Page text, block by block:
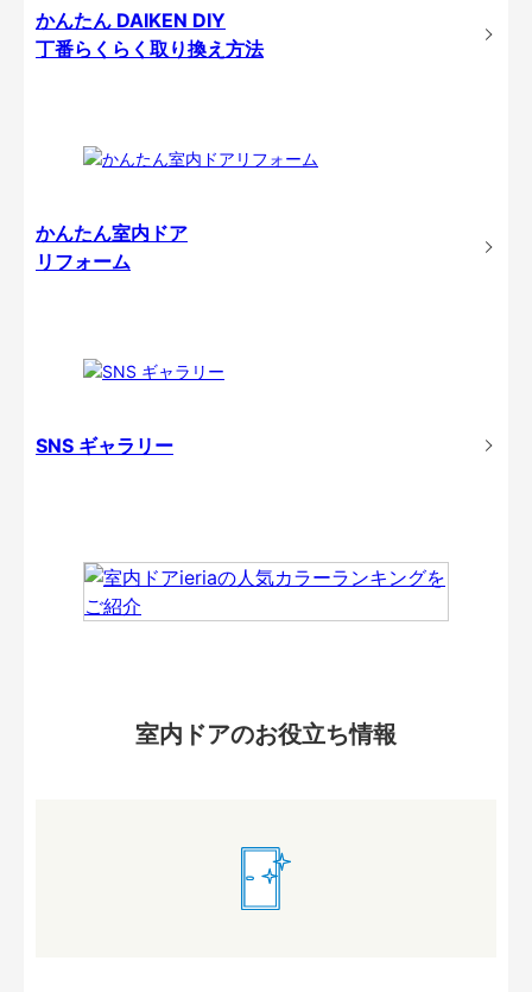
かんたん DAIKEN DIY
丁番らくらく取り換え方法
かんたん室内ドア
リフォーム
SNS ギャラリー
室内ドアのお役立ち情報